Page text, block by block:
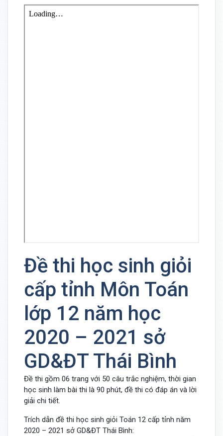
Đề thi học sinh giỏi
cấp tỉnh Môn Toán
lớp 12 năm học
2020 – 2021 sở
GD&ĐT Thái Bình
Đề thi gồm 06 trang với 50 câu trắc nghiệm, thời gian
học sinh làm bài thi là 90 phút, đề thi có đáp án và lời
giải chi tiết.
Trích dẫn đề thi học sinh giỏi Toán 12 cấp tỉnh năm
2020 – 2021 sở GD&ĐT Thái Bình: